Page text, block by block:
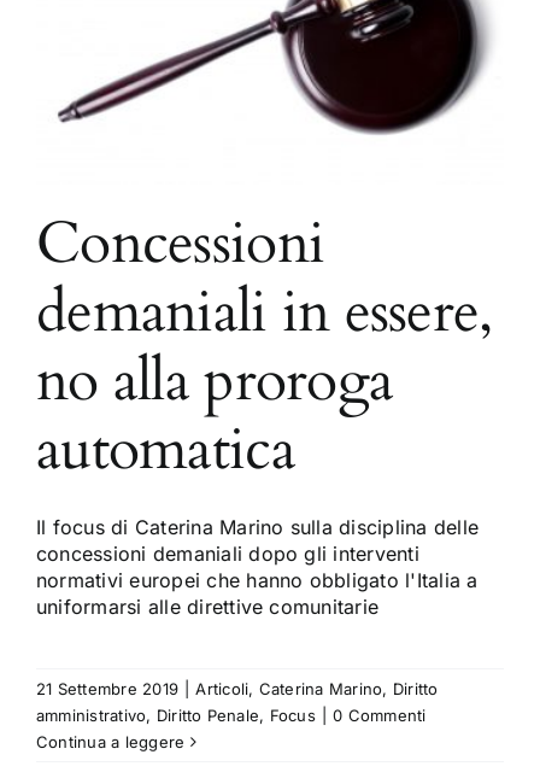
Concessioni
demaniali in essere,
no alla proroga
automatica
Il focus di Caterina Marino sulla disciplina delle
concessioni demaniali dopo gli interventi
normativi europei che hanno obbligato l'Italia a
uniformarsi alle direttive comunitarie
21 Settembre 2019 Articoli, Caterina Marino, Diritto
amministrativo, Diritto Penale, Focus
0 Commenti
Continua a leggere